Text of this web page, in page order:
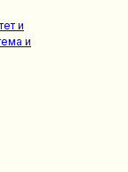
и
и